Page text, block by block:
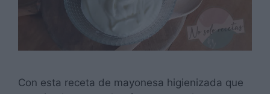
Con esta receta de mayonesa higienizada que